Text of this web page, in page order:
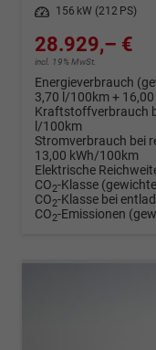
Leistung
156 kW (212 PS)
28.929,– €
incl. 19% MwSt.
Energieverbrauch
3,70 l/100km +
Kraftstoffverbrauch
l/100km
Stromverbrauch bei
13,00 kWh/100km
Elektrische
CO2-Klasse
CO2-Klasse bei
CO2-Emissionen